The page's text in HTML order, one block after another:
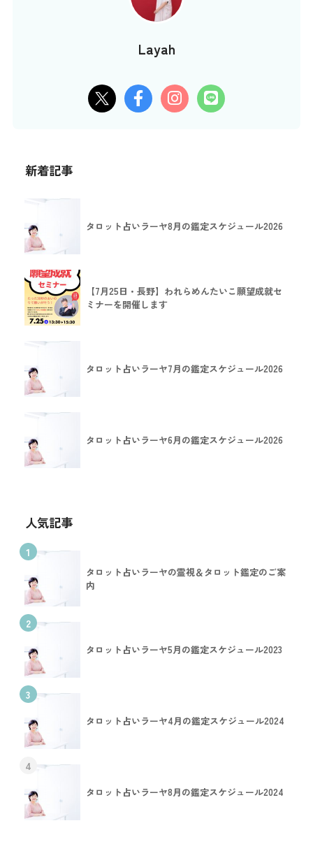
Layah
新着記事
タロット占いラーヤ8月の鑑定スケジュール2026
【7月25日・長野】われらめんたいこ願望成就セ
ミナーを開催します
タロット占いラーヤ7月の鑑定スケジュール2026
タロット占いラーヤ6月の鑑定スケジュール2026
人気記事
1
タロット占いラーヤの霊視＆タロット鑑定のご案
内
2
タロット占いラーヤ5月の鑑定スケジュール2023
3
タロット占いラーヤ4月の鑑定スケジュール2024
4
タロット占いラーヤ8月の鑑定スケジュール2024